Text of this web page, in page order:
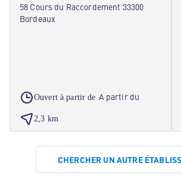
58 Cours du Raccordement 33300
Bordeaux
Ouvert à partir de A partir du
2,3 km
CHERCHER UN AUTRE